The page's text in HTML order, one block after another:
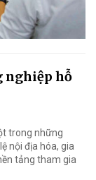
nghiệp hỗ
trong những
nội địa hóa, gia
tảng tham gia